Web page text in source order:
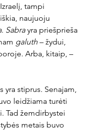
tampi
naujuoju
. Sabra yra priešprieša
galuth – žydui,
Arba, kitaip, –
yra stiprus. Senajam,
leidžiama turėti
Tad žemdirbystei
metais buvo